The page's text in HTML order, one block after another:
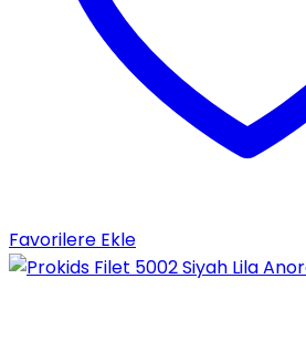
Favorilere Ekle